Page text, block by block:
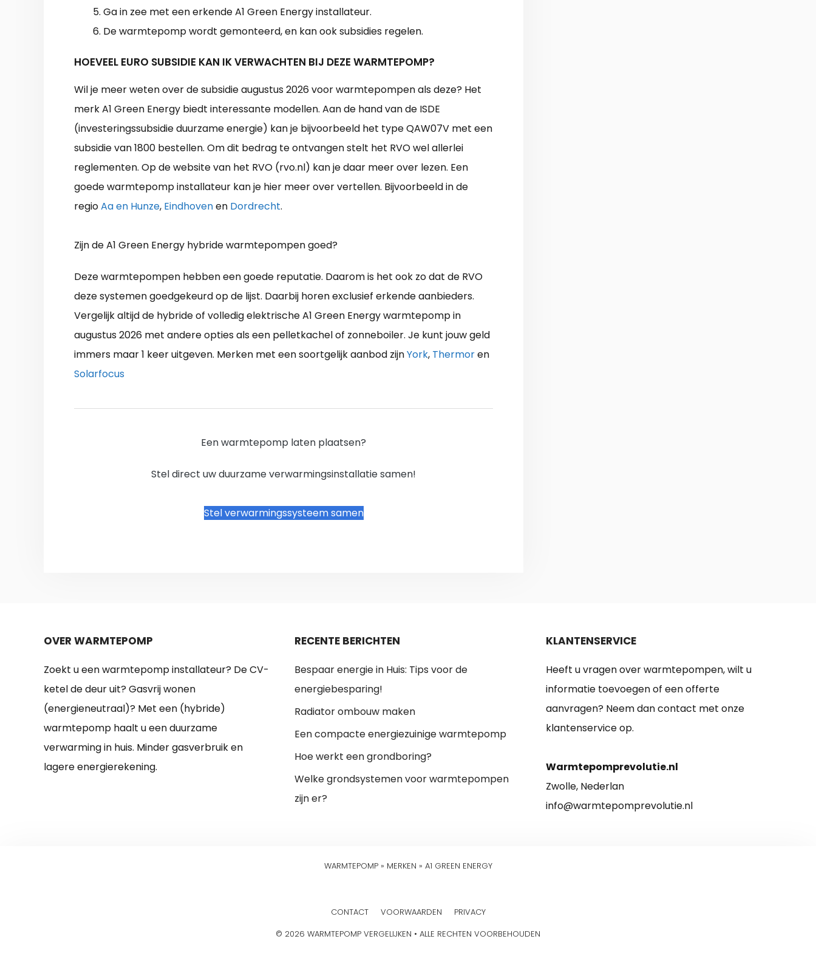
Ga in zee met een erkende A1 Green Energy installateur.
De warmtepomp wordt gemonteerd, en kan ook subsidies regelen.
HOEVEEL EURO SUBSIDIE KAN IK VERWACHTEN BIJ DEZE WARMTEPOMP?
Wil je meer weten over de subsidie augustus 2026 voor warmtepompen als deze? Het
merk A1 Green Energy biedt interessante modellen. Aan de hand van de ISDE
(investeringssubsidie duurzame energie) kan je bijvoorbeeld het type QAW07V met een
subsidie van 1800 bestellen. Om dit bedrag te ontvangen stelt het RVO wel allerlei
reglementen. Op de website van het RVO (rvo.nl) kan je daar meer over lezen. Een
goede warmtepomp installateur kan je hier meer over vertellen. Bijvoorbeeld in de
regioAa en Hunze, Eindhovenen Dordrecht.
Zijn de A1 Green Energy hybride warmtepompen goed?
Deze warmtepompen hebben een goede reputatie. Daarom is het ook zo dat de RVO
deze systemen goedgekeurd op de lijst. Daarbij horen exclusief erkende aanbieders.
Vergelijk altijd de hybride of volledig elektrische A1 Green Energy warmtepomp in
augustus 2026 met andere opties als een pelletkachel of zonneboiler. Je kunt jouw geld
immers maar 1 keer uitgeven. Merken met een soortgelijk aanbod zijnYork, Thermoren
Solarfocus
Een warmtepomp laten plaatsen?
Stel direct uw duurzame verwarmingsinstallatie samen!
Stel verwarmingssysteem samen
OVER WARMTEPOMP
Zoekt u een warmtepomp installateur? De CV-
ketel de deur uit? Gasvrij wonen
(energieneutraal)? Met een (hybride)
warmtepomp haalt u een duurzame
verwarming in huis. Minder gasverbruik en
lagere energierekening.
RECENTE BERICHTEN
Bespaar energie in Huis: Tips voor de
energiebesparing!
Radiator ombouw maken
Een compacte energiezuinige warmtepomp
Hoe werkt een grondboring?
Welke grondsystemen voor warmtepompen
zijn er?
KLANTENSERVICE
Heeft u vragen over warmtepompen, wilt u
informatie toevoegen of een offerte
aanvragen? Neem dan contact met onze
klantenservice op.
Warmtepomprevolutie.nl
Zwolle, Nederlan
info@warmtepomprevolutie.nl
WARMTEPOMP» MERKEN » A1 GREEN ENERGY
CONTACT VOORWAARDEN
PRIVACY
© 2026 WARMTEPOMP VERGELIJKEN • ALLE RECHTEN VOORBEHOUDEN